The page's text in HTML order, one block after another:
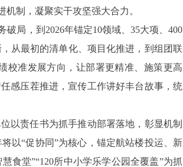
制，凝聚实干攻坚强大合力。
局，到2026年锚定10领域、35大项、400
从最初的清单化、项目化推进，到组团联
校准发展方向，让部署更精准、施策更高
感压茬推进，宣传工作讲好丰台故事，统
以责任书为抓手推动部署落地，彰显机制
以“促协同”为核心，锚定航站楼投运、新
食堂”“120所中小学乐学公园全覆盖”为抓